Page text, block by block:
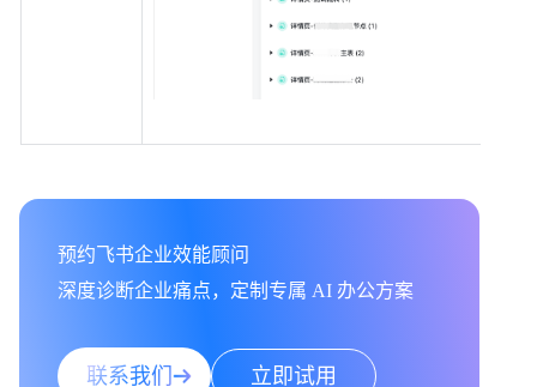
预约飞书企业效能顾问
深度诊断企业痛点，定制专属 AI 办公方案
联系我们 立即试用